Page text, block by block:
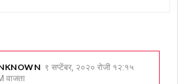
९ सप्टेंबर, २०२० रोजी १२:१५
वाजता